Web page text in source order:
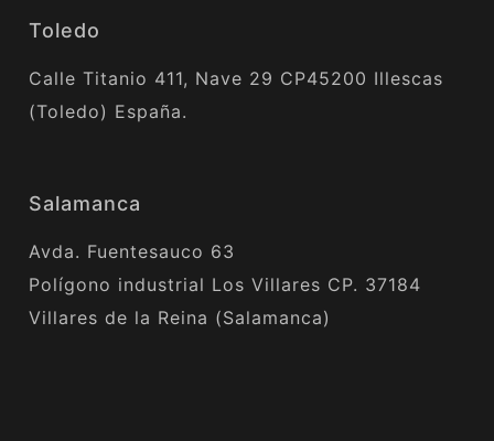
Toledo
Calle Titanio 411, Nave 29 CP45200 Illescas
(Toledo) España.
Salamanca
Avda. Fuentesauco 63
Polígono industrial Los Villares CP. 37184
Villares de la Reina (Salamanca)